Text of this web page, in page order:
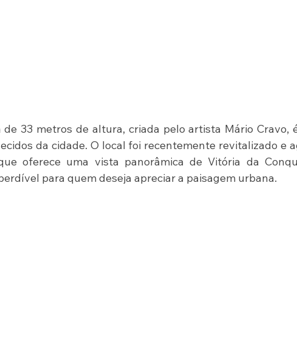
33 metros de altura, criada pelo artista Mário Cravo,
da cidade. O local foi recentemente revitalizado e
oferece uma vista panorâmica de Vitória da
para quem deseja apreciar a paisagem urbana.